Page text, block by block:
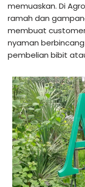
memuaskan. Di
ramah dan
membuat
nyaman
pembelian bibit